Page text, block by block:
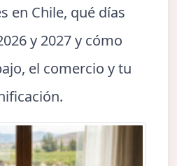
en Chile, qué días
y 2027 y cómo
el comercio y tu